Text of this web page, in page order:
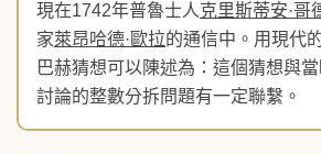
現在1742年普魯士人克里斯蒂安·哥
家萊昂哈德·歐拉的通信中。用現代
巴赫猜想可以陳述為：這個猜想與
討論的整數分拆問題有一定聯繫。